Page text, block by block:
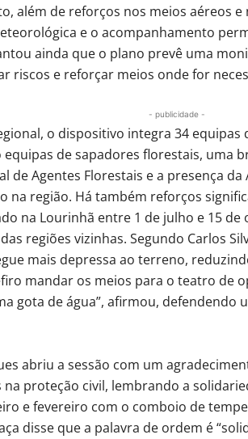
além de reforços nos meios aéreos
e o acompanhamento
ainda que o plano prevê uma
riscos e reforçar meios onde for
- publicidade -
o dispositivo integra 34
de sapadores florestais, uma
de Agentes Florestais e a presença da
na região. Há também reforços
na Lourinhã entre 1 de julho e 15
regiões vizinhas. Segundo Carlos
mais depressa ao terreno,
mandar os meios para o teatro de
gota de água”, afirmou, defendendo
abriu a sessão com um
na proteção civil, lembrando a
e fevereiro com o comboio de
disse que a palavra de ordem é